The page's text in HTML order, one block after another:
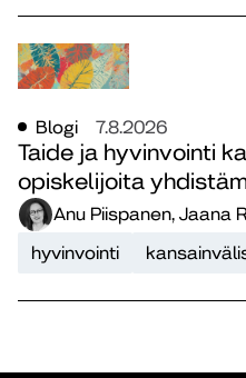
Blogi 7.8.2026
Taide ja hyvinvointi
opiskelijoita
Anu Piispanen, Jaana
hyvinvointi